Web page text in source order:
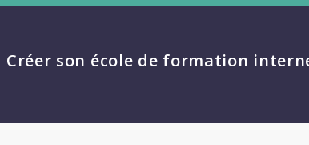
Créer son école de formation